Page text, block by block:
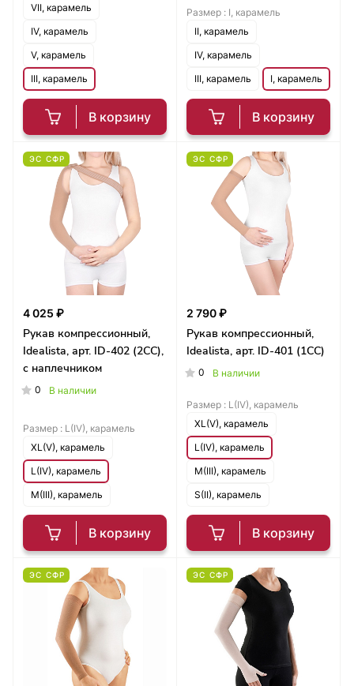
В корзину
VII, карамель
IV, карамель
V, карамель
III, карамель
В корзину
Размер : I, карамель
II, карамель
IV, карамель
III, карамель
I, карамель
ЭС СФР
4 025 ₽
Рукав компрессионный,
Idealista, арт. ID-402 (2СС),
с наплечником
0 В наличии
В корзину
Размер : L(IV), карамель
XL(V), карамель
L(IV), карамель
M(III), карамель
ЭС СФР
2 790 ₽
Рукав компрессионный,
Idealista, арт. ID-401 (1CC)
0 В наличии
В корзину
Размер : L(IV), карамель
XL(V), карамель
L(IV), карамель
M(III), карамель
S(II), карамель
ЭС СФР ЭС СФР